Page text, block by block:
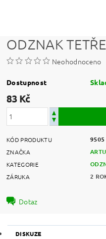
ODZNAK
Neohodnoceno
Dostupnost
83 Kč
KÓD PRODUKTU 9505
ZNAČKA
KATEGORIE
ZÁRUKA 2
Dotaz
DISKUZE